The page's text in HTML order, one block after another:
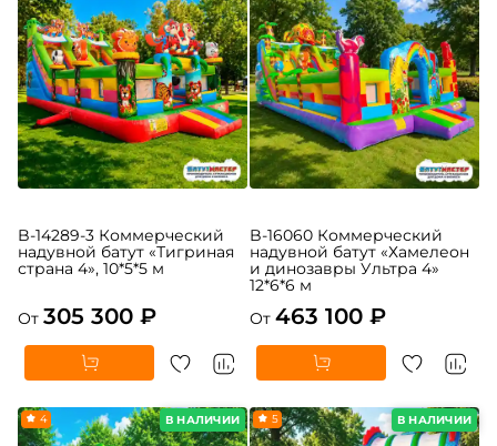
B-14289-3 Коммерческий
надувной батут «Тигриная
305 300 ₽
B-16060 Коммерческий
надувной батут «Хамелеон
и динозавры Ультра 4»
463 100 ₽
В НАЛИЧИИ
4 В НАЛИЧИИ
5